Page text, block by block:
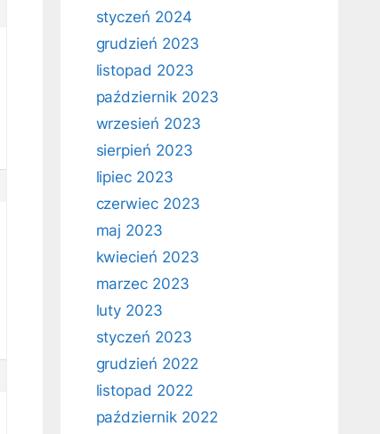
styczeń 2024
grudzień 2023
listopad 2023
październik 2023
wrzesień 2023
sierpień 2023
lipiec 2023
czerwiec 2023
maj 2023
kwiecień 2023
marzec 2023
luty 2023
styczeń 2023
grudzień 2022
listopad 2022
październik 2022